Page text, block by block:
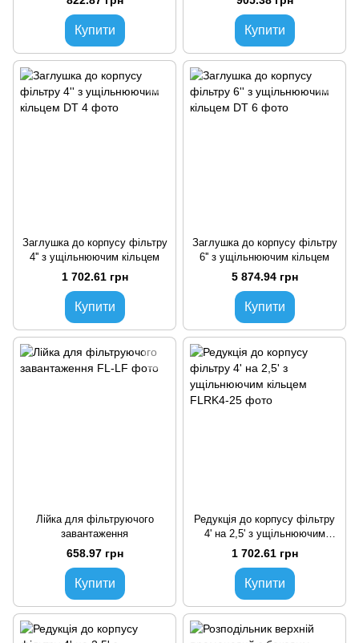
Купити Купити
Заглушка до корпусу фільтру
4'' з ущільнюючим кільцем
1 702.61 грн
Купити
Заглушка до корпусу фільтру
6'' з ущільнюючим кільцем
5 874.94 грн
Купити
Лійка для фільтруючого
завантаження
658.97 грн
Купити
Редукція до корпусу фільтру
4' на 2,5' з ущільнюючим
кільцем
1 702.61 грн
Купити